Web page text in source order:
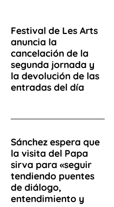
Festival de Les Arts
anuncia la
cancelación de la
segunda jornada y
la devolución de las
entradas del día
Sánchez espera que
la visita del Papa
sirva para «seguir
tendiendo puentes
de diálogo,
entendimiento y